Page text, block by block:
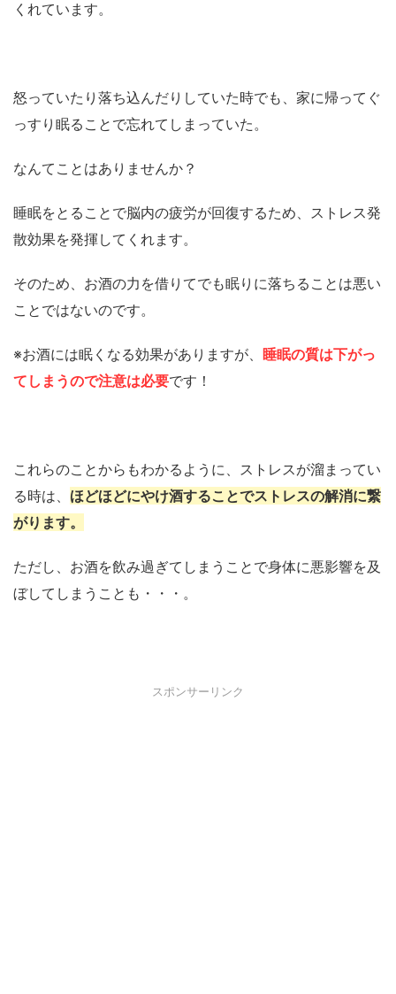
くれています。
怒っていたり落ち込んだりしていた時でも、家に帰ってぐ
っすり眠ることで忘れてしまっていた。
なんてことはありませんか？
睡眠をとることで脳内の疲労が回復するため、ストレス発
散効果を発揮してくれます。
そのため、お酒の力を借りてでも眠りに落ちることは悪い
ことではないのです。
※お酒には眠くなる効果がありますが、 睡眠の質は下がっ
てしまうので注意は必要です！
これらのことからもわかるように、ストレスが溜まってい
る時は、 ほどほどにやけ酒することでストレスの解消に繋
がります。
ただし、お酒を飲み過ぎてしまうことで身体に悪影響を及
ぼしてしまうことも・・・。
スポンサーリンク